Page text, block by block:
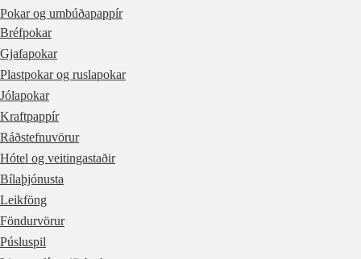
Pokar og umbúðapappír
Bréfpokar
Gjafapokar
Plastpokar og ruslapokar
Jólapokar
Kraftpappír
Ráðstefnuvörur
Hótel og veitingastaðir
Bílaþjónusta
Leikföng
Föndurvörur
Púsluspil